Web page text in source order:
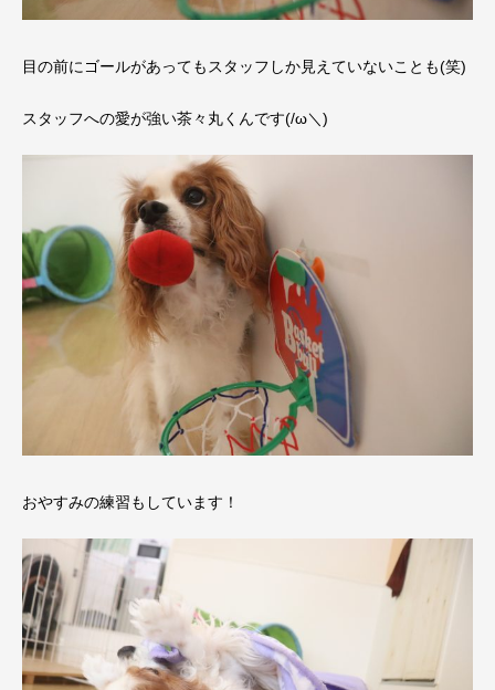
目の前にゴールがあってもスタッフしか見えていないことも(笑)
スタッフへの愛が強い茶々丸くんです(/ω＼)
おやすみの練習もしています！